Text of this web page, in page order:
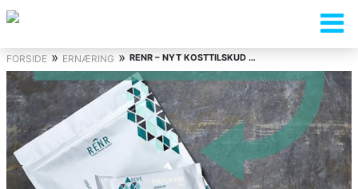
FORSIDE » ERNÆRING » RENR – NYT KOSTTILSKUD FRA ARLA